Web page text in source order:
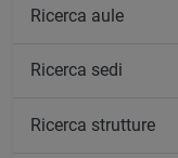
Ricerca aule
Ricerca sedi
Ricerca strutture